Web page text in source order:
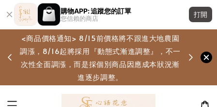
購物APP: 追蹤您的訂單
您信賴的商店
打開
<商品價格通知> 8/15前價格將不跟進大地農園
調漲，8/16起將採用『動態式漸進調整』，不一
次性全面調漲，而是採個別商品因應成本狀況漸
進逐步調整。